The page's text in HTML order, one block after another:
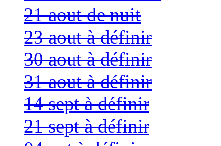
21 aout de nuit
23 aout à définir
30 aout à définir
31 aout à définir
14 sept à définir
21 sept à définir